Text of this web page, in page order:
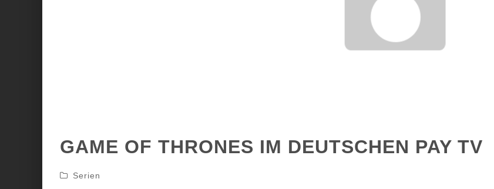
GAME OF THRONES IM DEUTSCHEN PAY TV
Serien